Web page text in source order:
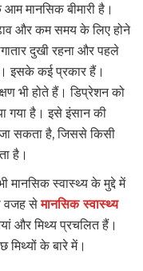
मानसिक बीमारी है।
और कम समय के लिए होने
दुखी रहना और पहले
इसके कई प्रकार हैं।
भी होते हैं। डिप्रेशन को
गया है। इसे इंसान की
सकता है, जिससे किसी
है।
मानसिक स्वास्थ्य के मुद्दे में
वजह सेमानसिक स्वास्थ्य
और मिथ्य प्रचलित हैं।
के बारे में।